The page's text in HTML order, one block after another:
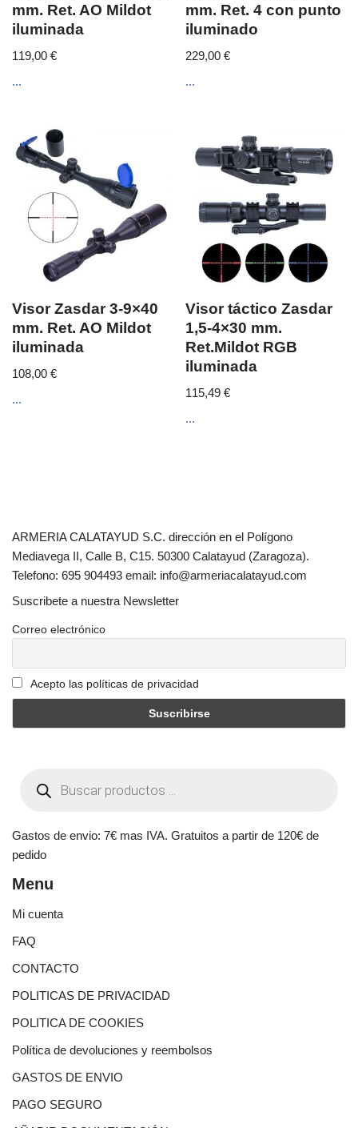
mm. Ret. AO Mildot
iluminada
119,00 €
...
mm. Ret. 4 con punto
iluminado
229,00€
...
Visor Zasdar 3-9×40
mm. Ret. AO Mildot
iluminada
108,00 €
...
Visor táctico Zasdar
1,5-4×30 mm.
Ret.Mildot RGB
iluminada
115,49€
...
ARMERIA CALATAYUD S.C. dirección en el Polígono
Mediavega II, Calle B, C15. 50300 Calatayud (Zaragoza).
Telefono: 695 904493 email: info@armeriacalatayud.com
Suscribete a nuestra Newsletter
Correo electrónico
Acepto las políticas de privacidad
Gastos de envio: 7€ mas IVA. Gratuitos a partir de 120€ de
pedido
Menu
Mi cuenta
FAQ
CONTACTO
POLITICAS DE PRIVACIDAD
POLITICA DE COOKIES
Política de devoluciones y reembolsos
GASTOS DE ENVIO
PAGO SEGURO